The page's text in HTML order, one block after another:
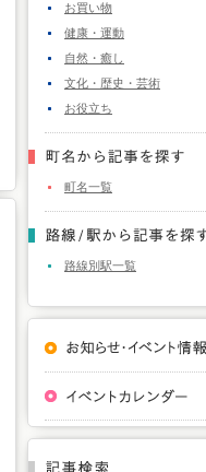
お買い物
健康・運動
自然・癒し
文化・歴史・芸術
お役立ち
町名一覧
路線別駅一覧